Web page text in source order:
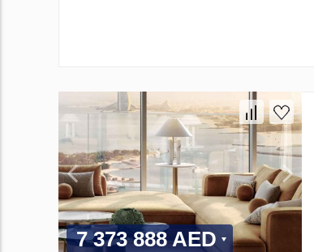
7 373 888 AED